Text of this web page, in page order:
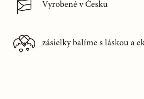
Vyrobené v Česku
zásielky balíme s láskou a